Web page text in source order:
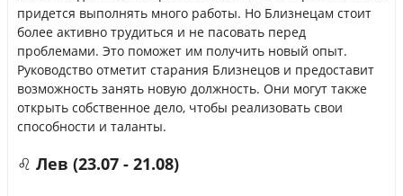
придется выполнять много работы. Но Близнецам стоит
более активно трудиться и не пасовать перед
проблемами. Это поможет им получить новый опыт.
Руководство отметит старания Близнецов и предоставит
возможность занять новую должность. Они могут также
открыть собственное дело, чтобы реализовать свои
способности и таланты.
♌ Лев (23.07 - 21.08)